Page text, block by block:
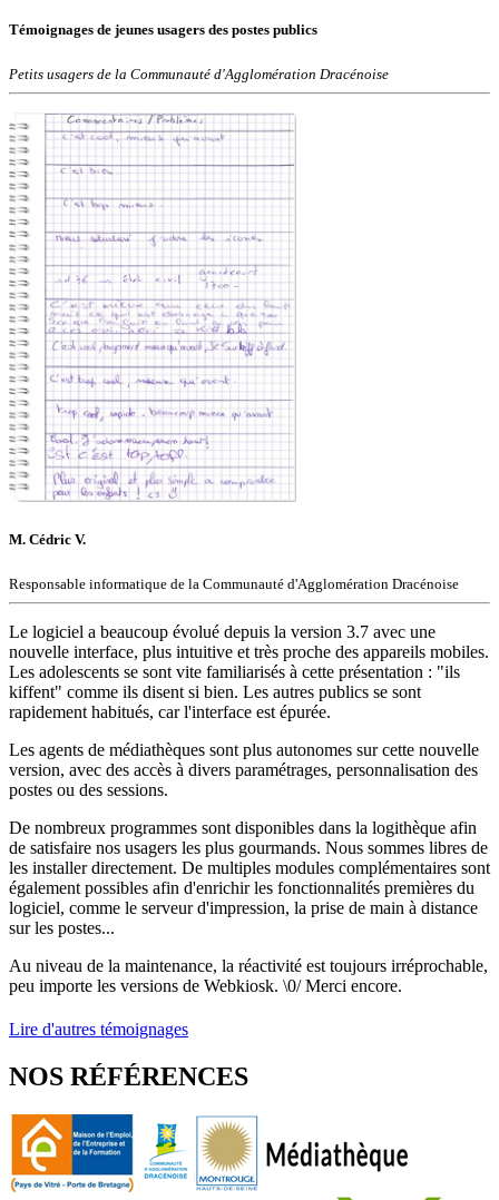
Témoignages de jeunes usagers des postes publics
Petits usagers de la Communauté d'Agglomération Dracénoise
M. Cédric V.
Responsable informatique de la Communauté d'Agglomération Dracénoise
Le logiciel a beaucoup évolué depuis la version 3.7 avec une
nouvelle interface, plus intuitive et très proche des appareils mobiles.
Les adolescents se sont vite familiarisés à cette présentation : "ils
kiffent" comme ils disent si bien. Les autres publics se sont
rapidement habitués, car l'interface est épurée.
Les agents de médiathèques sont plus autonomes sur cette nouvelle
version, avec des accès à divers paramétrages, personnalisation des
postes ou des sessions.
De nombreux programmes sont disponibles dans la logithèque afin
de satisfaire nos usagers les plus gourmands. Nous sommes libres de
les installer directement. De multiples modules complémentaires sont
également possibles afin d'enrichir les fonctionnalités premières du
logiciel, comme le serveur d'impression, la prise de main à distance
sur les postes...
Au niveau de la maintenance, la réactivité est toujours irréprochable,
peu importe les versions de Webkiosk. \0/ Merci encore.
Lire d'autres témoignages
NOS RÉFÉRENCES